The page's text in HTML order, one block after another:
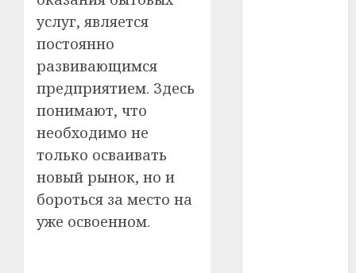
услуг, является
постоянно
развивающимся
предприятием. Здесь
понимают, что
необходимо не
только осваивать
новый рынок, но и
бороться за место на
уже освоенном.